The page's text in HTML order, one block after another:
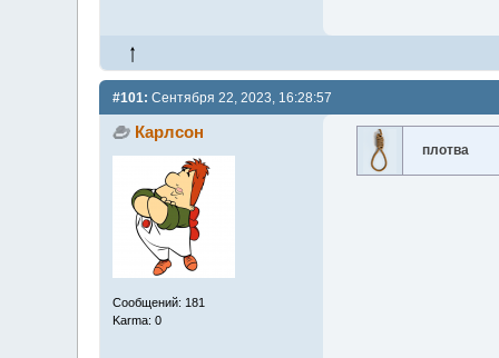
#101: Сентября 22, 2023, 16:28:57
Карлсон
Сообщений: 181
Karma: 0
плотва